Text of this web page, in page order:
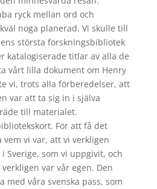
ryck mellan ord och
noga planerad. Vi skulle till
största forskningsbibliotek
katalogiserade titlar av alla de
vårt lilla dokument om Henry
vi, trots alla förberedelser, att
var att ta sig in i själva
till materialet.
För att få det
vem vi var, att vi verkligen
Sverige, som vi uppgivit, och
var vår egen. Den
med våra svenska pass, som